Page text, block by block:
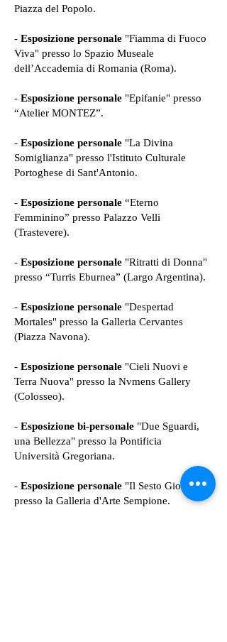
Piazza del Popolo.
- Esposizione personale "Fiamma di Fuoco
Viva" presso lo Spazio Museale
dell’Accademia di Romania (Roma).
- Esposizione personale "Epifanie" presso
“Atelier MONTEZ”.
- Esposizione personale "La Divina
Somiglianza" presso l'Istituto Culturale
Portoghese di Sant'Antonio.
- Esposizione personale “Eterno
Femminino” presso Palazzo Velli
(Trastevere).
- Esposizione personale "Ritratti di Donna"
presso “Turris Eburnea” (Largo Argentina).
- Esposizione personale "Despertad
Mortales" presso la Galleria Cervantes
(Piazza Navona).
- Esposizione personale "Cieli Nuovi e
Terra Nuova" presso la Nvmens Gallery
(Colosseo).
- Esposizione bi-personale "Due Sguardi,
una Bellezza" presso la Pontificia
Università Gregoriana.
- Esposizione personale "Il Sesto Giorno"
presso la Galleria d'Arte Sempione.